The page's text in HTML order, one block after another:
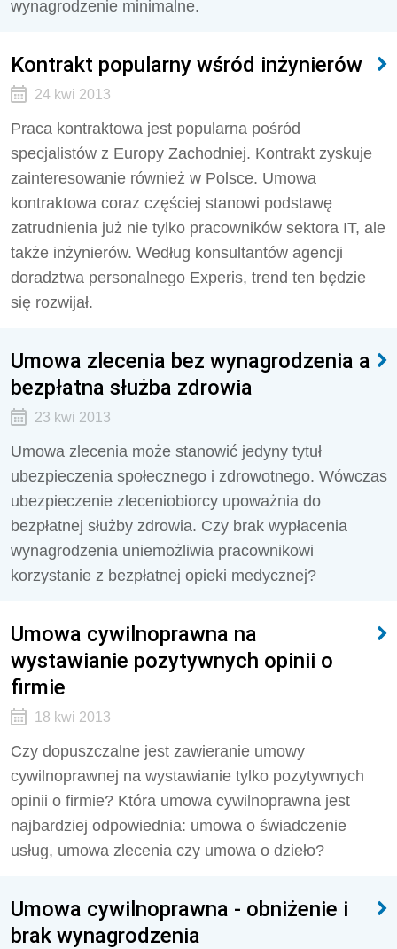
wynagrodzenie minimalne.
Kontrakt popularny wśród inżynierów
24 kwi 2013
Praca kontraktowa jest popularna pośród
specjalistów z Europy Zachodniej. Kontrakt zyskuje
zainteresowanie również w Polsce. Umowa
kontraktowa coraz częściej stanowi podstawę
zatrudnienia już nie tylko pracowników sektora IT, ale
także inżynierów. Według konsultantów agencji
doradztwa personalnego Experis, trend ten będzie
się rozwijał.
Umowa zlecenia bez wynagrodzenia a
bezpłatna służba zdrowia
23 kwi 2013
Umowa zlecenia może stanowić jedyny tytuł
ubezpieczenia społecznego i zdrowotnego. Wówczas
ubezpieczenie zleceniobiorcy upoważnia do
bezpłatnej służby zdrowia. Czy brak wypłacenia
wynagrodzenia uniemożliwia pracownikowi
korzystanie z bezpłatnej opieki medycznej?
Umowa cywilnoprawna na
wystawianie pozytywnych opinii o
firmie
18 kwi 2013
Czy dopuszczalne jest zawieranie umowy
cywilnoprawnej na wystawianie tylko pozytywnych
opinii o firmie? Która umowa cywilnoprawna jest
najbardziej odpowiednia: umowa o świadczenie
usług, umowa zlecenia czy umowa o dzieło?
Umowa cywilnoprawna - obniżenie i
brak wynagrodzenia